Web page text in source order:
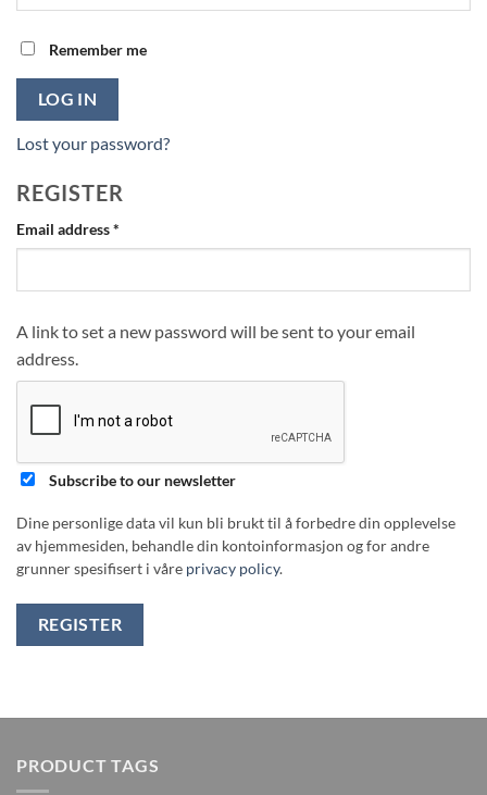
Remember me
LOG IN
Lost your password?
REGISTER
Email address*
A link to set a new password will be sent to your email
address.
Subscribe to our newsletter
Dine personlige data vil kun bli brukt til å forbedre din opplevelse
av hjemmesiden, behandle din kontoinformasjon og for andre
grunner spesifisert i våre privacy policy.
REGISTER
PRODUCT TAGS